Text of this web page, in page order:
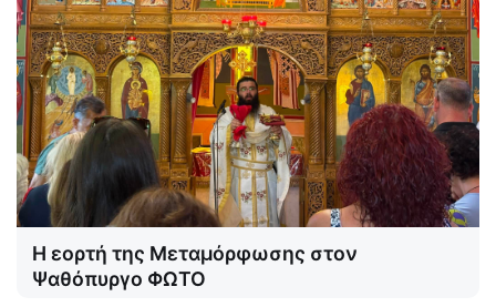
Η εορτή της Μεταμόρφωσης στον
Ψαθόπυργο ΦΩΤΟ